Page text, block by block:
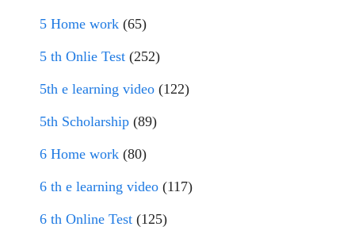
5 Home work (65)
5 th Onlie Test (252)
5th e learning video (122)
5th Scholarship (89)
6 Home work (80)
6 th e learning video (117)
6 th Online Test (125)